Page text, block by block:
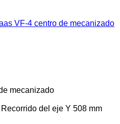
VF-4 centro de mecanizado
mecanizado
Recorrido del eje Y 508 mm